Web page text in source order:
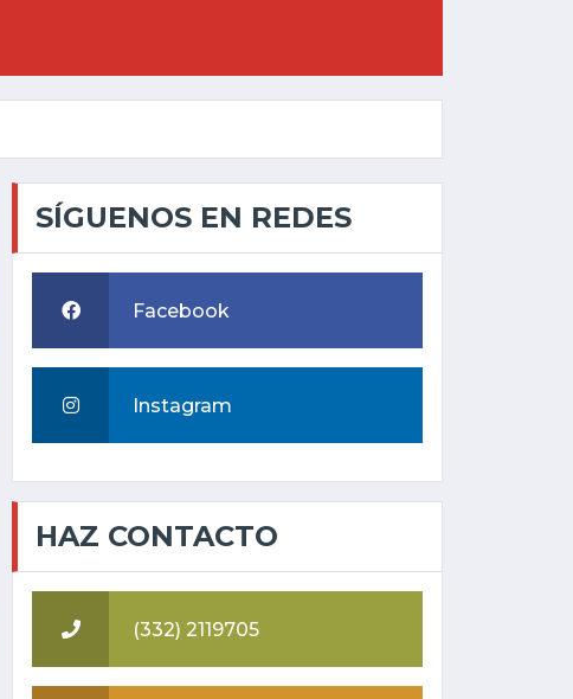
SÍGUENOS EN REDES
Facebook
Instagram
HAZ CONTACTO
(332) 2119705